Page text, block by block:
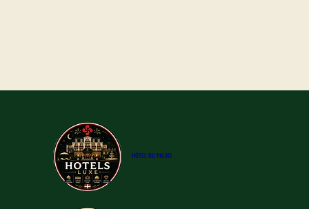
​HÔTEL DU PALAIS